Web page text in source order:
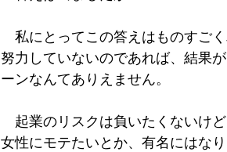
私にとってこの答えはものすご
努力していないのであれば、結果
ーンなんてありえません。
起業のリスクは負いたくないけ
女性にモテたいとか、有名にはな